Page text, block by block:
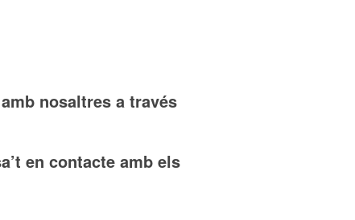
nosaltres a través
en contacte amb els